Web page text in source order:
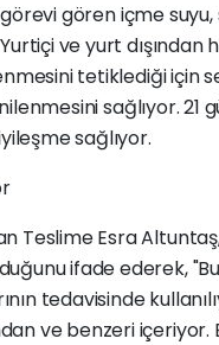
gören içme
ve yurt dışından
tetiklediği için
sağlıyor. 21
sağlıyor.
Teslime Esra
ifade ederek,
tedavisinde
ve benzeri içeriyor.